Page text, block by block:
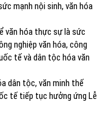
mạnh nội sinh, văn hóa
văn hóa thực sự là sức
nghiệp văn hóa, công
tế và dân tộc hóa văn
dân tộc, văn minh thế
tế tiếp tục hưởng ứng Lễ